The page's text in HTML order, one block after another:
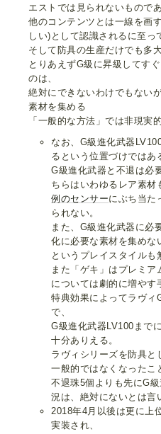
エストでは見られないものであ
他のコンテンツとは一線を画
しい)として認識されるに至っ
そして防具の生産だけでも多
とりあえずG級に昇級してす
のは、
絶対にできないわけでもない
素材を集める
「一般的な方法」では非現実
なお、G級進化武器
るという位置づけではあ
G級進化武器と不退は必
ちらはいわゆるレア素材
例のセンサーにぶち当た
られない。
また、G級進化武器に必
化に必要な素材を集めな
というプレイスタイルも
また「ゲキ」はプレミ
については劇的に増やす
特典効果によってラヴィ
で、
G級進化武器LV100まで
十分ありえる。
ラヴィシリーズを防具と
一般的ではなくなったこ
不退珠5個よりも先にG
況は、絶対にないとは言
2018年4月以後は更に上
実装され、